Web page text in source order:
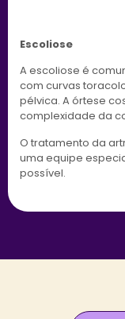
Escoliose
A escoliose é
com curvas
pélvica. A órtese
complexidade da
O tratamento da
uma equipe
possível.